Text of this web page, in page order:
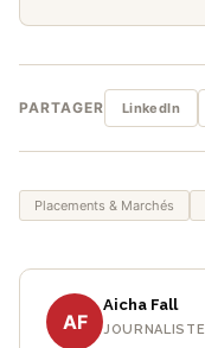
PARTAGER LinkedIn
Placements & Marchés
AF
Aicha Fall
JOURNALISTE